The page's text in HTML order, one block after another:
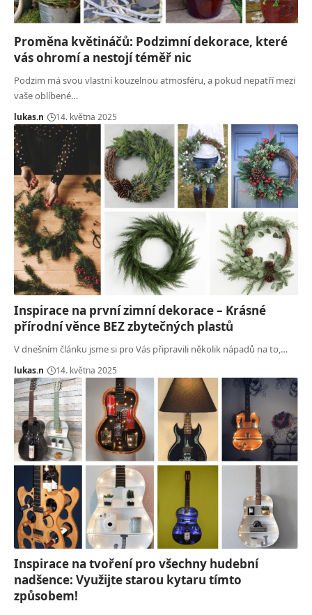
Proměna květináčů: Podzimní dekorace, které
vás ohromí a nestojí téměř nic
Podzim má svou vlastní kouzelnou atmosféru, a pokud nepatří mezi
vaše oblíbené…
lukas.n 14. května 2025
Inspirace na první zimní dekorace – Krásné
přírodní věnce BEZ zbytečných plastů
V dnešním článku jsme si pro Vás připravili několik nápadů na to,…
lukas.n 14. května 2025
Inspirace na tvoření pro všechny hudební
nadšence: Využijte starou kytaru tímto
způsobem!